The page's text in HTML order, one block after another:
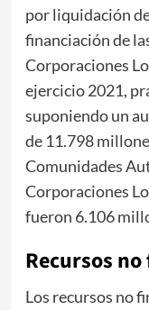
por liquidación
financiación de
Corporaciones
ejercicio 2021,
suponiendo un
de 11.798
Comunidades
Corporaciones
fueron 6.106
Recursos
Los recursos no